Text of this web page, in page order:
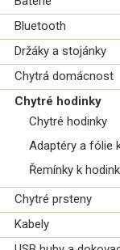
Bluetooth
Držáky a stojánky
Chytrá domácnost
Chytré hodinky
Chytré hodinky
Adaptéry a fólie
Řemínky k
Chytré prsteny
Kabely